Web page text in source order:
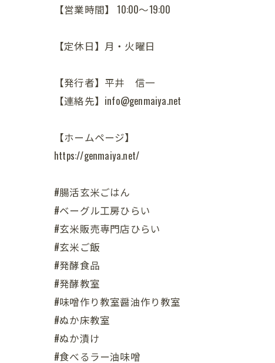
【営業時間】 10:00～19:00
【定休日】月・火曜日
【発行者】平井 信一
【連絡先】info@genmaiya.net
【ホームページ】
https://genmaiya.net/
#腸活玄米ごはん
#ベーグル工房ひらい
#玄米販売専門店ひらい
#玄米ご飯
#発酵食品
#発酵教室
#味噌作り教室醤油作り教室
#ぬか床教室
#ぬか漬け
#食べるラー油味噌